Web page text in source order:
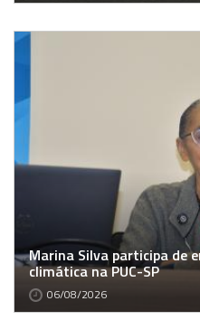
Marina Silva participa de
climática na PUC-SP
06/08/2026